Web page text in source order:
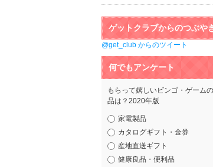
ゲットクラブからのつぶや
@get_club からのツイート
何でもアンケート
もらって嬉しいビンゴ・ゲーム
品は？2020年版
家電製品
カタログギフト・金券
産地直送ギフト
健康良品・便利品